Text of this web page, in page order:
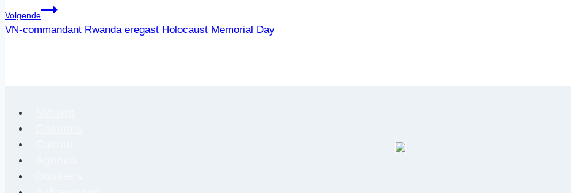
Volgende
VN-commandant Rwanda eregast Holocaust Memorial Day